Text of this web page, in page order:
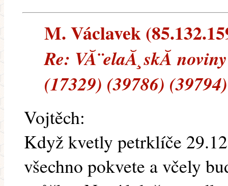
M. Václavek
Re: VĂ¨elaĂ¸skĂ
(17329) (39786)
Vojtěch:
Když kvetly petrklíče
všechno pokvete a včely